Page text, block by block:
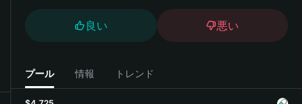
良い 悪い
プール 情報 トレンド